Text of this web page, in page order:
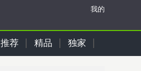
我的
推荐 精品 独家